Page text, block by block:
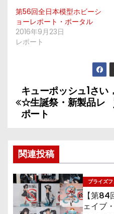
第56回全日本模型ホビーシ
ョーレポート・ポータル
2016年9月23日
レポート
投
稿
ビ
ゲ
ー
キューポッシュ1さい
☆生誕祭・新製品レ
ポート
関連投稿
プライズ
【第84
ェイブ